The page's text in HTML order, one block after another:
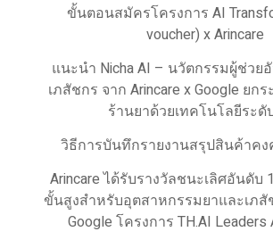
ขั้นตอนสมัครโครงการ AI
voucher) x Arincare
แนะนำ Nicha AI – นวัตกรรมผู้ช่วย
เภสัชกร จาก Arincare x Google ยก
ร้านยาด้วยเทคโนโลยีระดั
วิธีการบันทึกรายงานสรุปสินค้าค
Arincare ได้รับรางวัลชนะเลิศอันดับ
ขั้นสูงสำหรับอุตสาหกรรมยาและเภสั
Google โครงการ TH.AI Leaders